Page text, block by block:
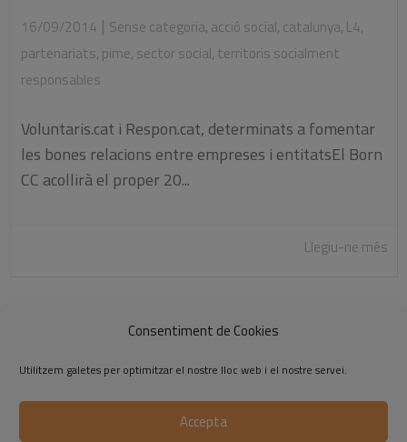
Consentiment de Cookies
Utilitzem galetes per optimitzar el nostre lloc web i el nostre servei.
Accepta
16/09/2014 | Sense categoria, acció social, catalunya, L4,
partenariats, pime, sector social, territoris socialment
responsables
Voluntaris.cat i Respon.cat, determinats a fomentar
les bones relacions entre empreses i entitatsEl Born
CC acollirà el proper 20...
Llegiu-ne més
« 1 2 3 4